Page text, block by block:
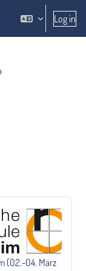
Log in
(02.-04. März 2026)
(02.-04. März